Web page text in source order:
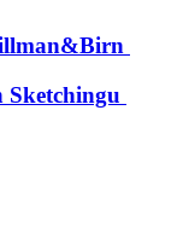
Sketchingu